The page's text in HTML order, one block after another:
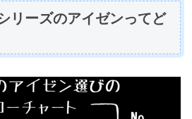
リーズのアイゼンってど